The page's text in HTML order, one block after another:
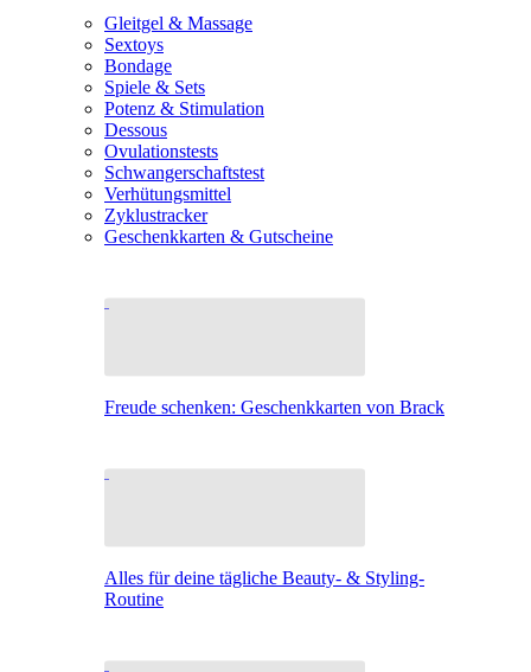
Gleitgel & Massage
Sextoys
Bondage
Spiele & Sets
Potenz & Stimulation
Dessous
Ovulationstests
Schwangerschaftstest
Verhütungsmittel
Zyklustracker
Geschenkkarten & Gutscheine
Freude schenken: Geschenkkarten von Brack
Alles für deine tägliche Beauty- & Styling-
Routine